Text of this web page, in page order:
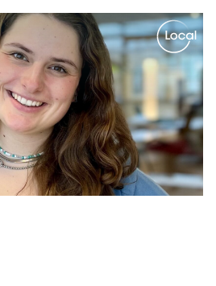
Local. Spot on.